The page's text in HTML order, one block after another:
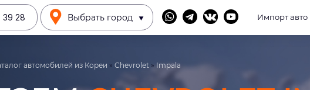
39 28 Выбрать город Импорт авто
автомобилей из Кореи » Chevrolet » Impala